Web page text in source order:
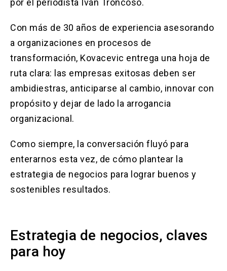
abre
nueva
pestaña)
abre
una
nueva
pestaña)
enlace
abre
en
una
nueva
pestaña)
por el periodista Iván Troncoso.
Con más de 30 años de experiencia asesorando
a organizaciones en procesos de
transformación, Kovacevic entrega una hoja de
ruta clara: las empresas exitosas deben ser
ambidiestras, anticiparse al cambio, innovar con
propósito y dejar de lado la arrogancia
organizacional.
Como siempre, la conversación fluyó para
enterarnos esta vez, de cómo plantear la
estrategia de negocios para lograr buenos y
sostenibles resultados.
Estrategia de negocios, claves
para hoy